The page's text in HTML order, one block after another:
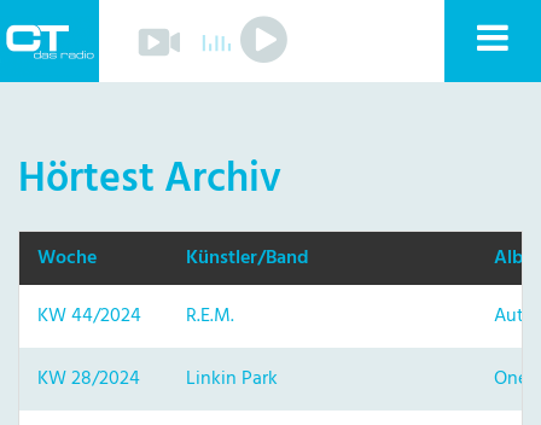
Play
Play
Team
Mitmachen
Sponsoren
Kontakt
Datenschutzerklärung
Impressum
Hörtest Archiv
Woche Künstler/Band
KW 44/2024
R.E.M.
KW 28/2024
Linkin Park
One